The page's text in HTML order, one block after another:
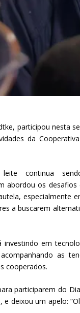
participou nesta
da
continua
abordou os
especialmente
a buscarem
em
as
cooperados.
participarem do
deixou um apelo: